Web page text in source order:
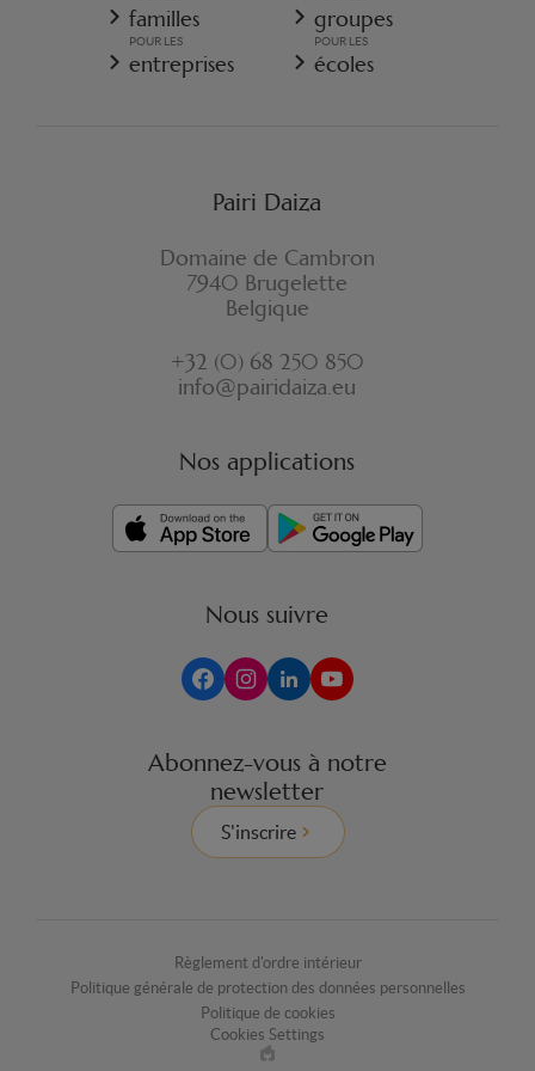
CONDITIONS GÉNÉRALES DE VENTE - RESORT
POLITIQUE DE COOKIES
RÈGLEMENT D'ORDRE INTÉRIEUR
ASSURANCE ANNULATION RESORT
familles groupes
POUR LES
entreprises
POUR LES
écoles
Pairi Daiza
Domaine de Cambron
7940 Brugelette
Belgique
+32 (0) 68 250 850
info@pairidaiza.eu
Nos applications
Nous suivre
Abonnez-vous à notre
newsletter
S'inscrire
Règlement d'ordre intérieur
Politique générale de protection des données personnelles
Politique de cookies
Cookies Settings
Made